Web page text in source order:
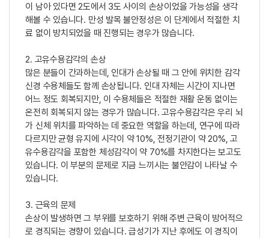
이 남아 있다면 2도에서 3도 사이의 손상이었을 가능성을 생각
해볼 수 있습니다. 만성 발목 불안정성은 이 단계에서 적절한 치
료 없이 방치되었을 때 진행되는 경우가 많습니다.
2. 고유수용감각의 손상
많은 분들이 간과하는데, 인대가 손상될 때 그 안에 위치한 감각
신경 수용체들도 함께 손상됩니다. 인대 자체는 시간이 지나면
어느 정도 회복되지만, 이 수용체들은 적절한 재활 운동 없이는
온전히 회복되지 않는 경우가 많습니다. 고유수용감각은 우리 뇌
가 신체 위치를 파악하는 데 중요한 역할을 하는데, 연구에 따라
다르지만 균형 유지에 시각이 약 10%, 전정기관이 약 20%, 고
유수용감각을 포함한 체성감각이 약 70%를 차지한다는 보고도
있습니다. 이 부분의 문제로 지금 느끼시는 불안감이 나타날 수
있습니다.
3. 근육의 문제
손상이 발생하면 그 부위를 보호하기 위해 주변 근육이 방어적으
로 경직되는 경향이 있습니다. 급성기가 지난 후에도 이 경직이